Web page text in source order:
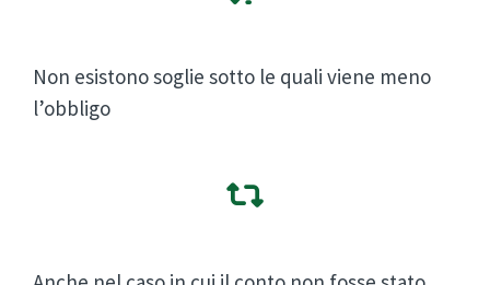
Non esistono soglie sotto le quali viene meno
l’obbligo